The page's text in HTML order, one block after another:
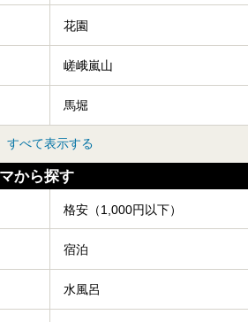
花園
嵯峨嵐山
馬堀
すべて表示する
から探す
格安（1,000円以下）
宿泊
水風呂